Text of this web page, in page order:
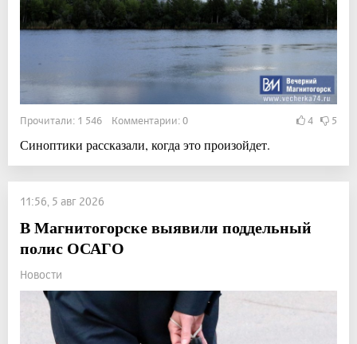
Прочитали: 1 546 Комментарии: 0 4 5
Синоптики рассказали, когда это произойдет.
11:56, 5 авг 2026
В Магнитогорске выявили поддельный
полис ОСАГО
Новости